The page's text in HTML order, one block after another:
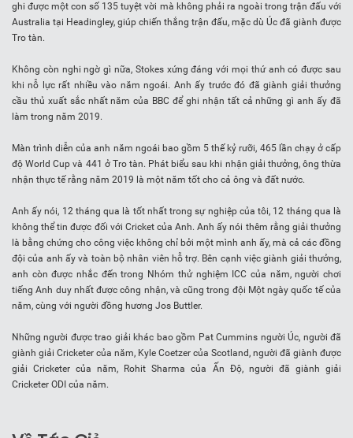
ghi được một con số 135 tuyệt vời mà không phải ra ngoài trong trận đấu với
Australia tại Headingley, giúp chiến thắng trận đấu, mặc dù Úc đã giành được
Tro tàn.
Không còn nghi ngờ gì nữa, Stokes xứng đáng với mọi thứ anh có được sau
khi nỗ lực rất nhiều vào năm ngoái. Anh ấy trước đó đã giành giải thưởng
cầu thủ xuất sắc nhất năm của BBC để ghi nhận tất cả những gì anh ấy đã
làm trong năm 2019.
Màn trình diễn của anh năm ngoái bao gồm 5 thế kỷ rưỡi, 465 lần chạy ở cấp
độ World Cup và 441 ở Tro tàn. Phát biểu sau khi nhận giải thưởng, ông thừa
nhận thực tế rằng năm 2019 là một năm tốt cho cả ông và đất nước.
Anh ấy nói, 12 tháng qua là tốt nhất trong sự nghiệp của tôi, 12 tháng qua là
không thể tin được đối với Cricket của Anh. Anh ấy nói thêm rằng giải thưởng
là bằng chứng cho công việc không chỉ bởi một mình anh ấy, mà cả các đồng
đội của anh ấy và toàn bộ nhân viên hỗ trợ. Bên cạnh việc giành giải thưởng,
anh còn được nhắc đến trong Nhóm thử nghiệm ICC của năm, người chơi
tiếng Anh duy nhất được công nhận, và cũng trong đội Một ngày quốc tế của
năm, cùng với người đồng hương Jos Buttler.
Những người được trao giải khác bao gồm Pat Cummins người Úc, người đã
giành giải Cricketer của năm, Kyle Coetzer của Scotland, người đã giành được
giải Cricketer của năm, Rohit Sharma của Ấn Độ, người đã giành giải
Cricketer ODI của năm.